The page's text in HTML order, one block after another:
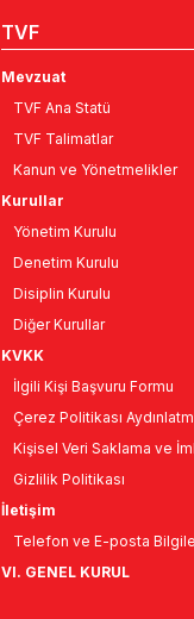
TVF
Mevzuat
TVF Ana Statü
TVF Talimatlar
Kanun ve Yönetmelikler
Kurullar
Yönetim Kurulu
Denetim Kurulu
Disiplin Kurulu
Diğer Kurullar
KVKK
İlgili Kişi Başvuru Formu
Çerez Politikası
Kişisel Veri Saklama ve
Gizlilik Politikası
İletişim
Telefon ve E-posta
VI. GENEL KURUL